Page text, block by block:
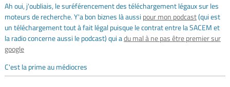
Ah oui, j'oubliais, le suréférencement des téléchargement légaux sur les
moteurs de recherche. Y'a bon biznes là aussi pour mon podcast(qui est
un téléchargement tout à fait légal puisque le contrat entre la SACEM et
la radio concerne aussi le podcast) qui adu mal à ne pas être premier sur
google
C'est la prime au médiocres